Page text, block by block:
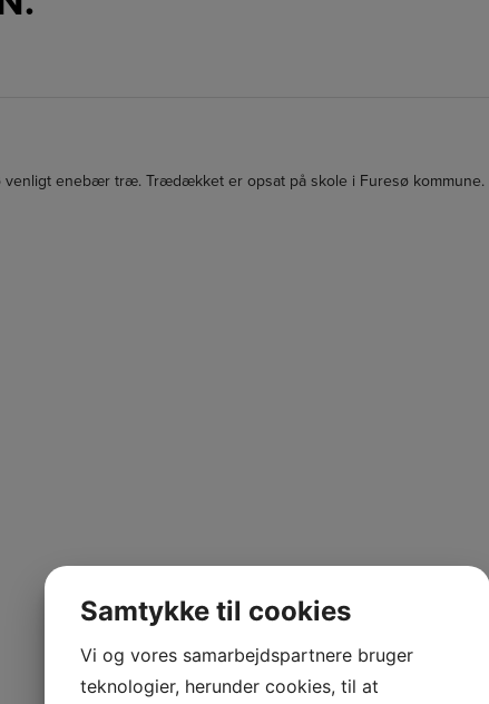
enebær træ. Trædækket er opsat på skole i Furesø kommune.
Samtykke til cookies
Vi og vores samarbejdspartnere bruger
teknologier, herunder cookies, til at